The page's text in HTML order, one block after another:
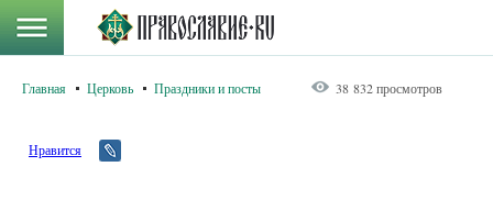
Главная Церковь Праздники и посты 38 832 просмотров
Нравится